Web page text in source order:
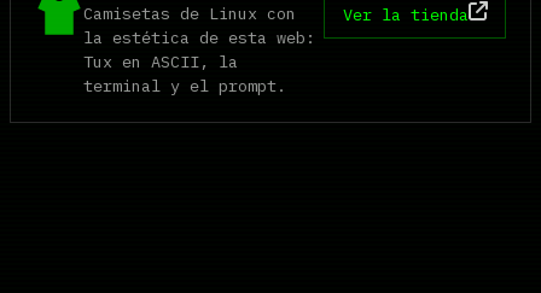
Camisetas de Linux con
la estética de esta web:
Tux en ASCII, la
terminal y el prompt.
Ver la tienda